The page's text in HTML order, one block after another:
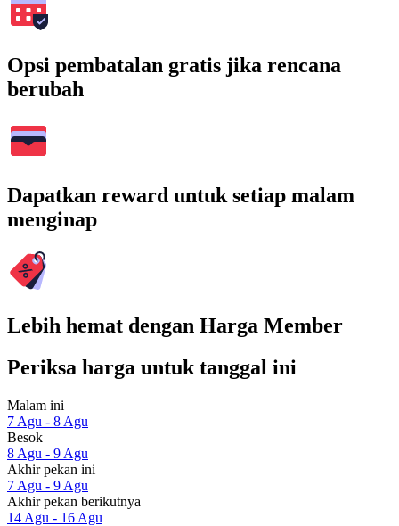
Opsi pembatalan gratis jika rencana
berubah
Dapatkan reward untuk setiap malam
menginap
Lebih hemat dengan Harga Member
Periksa harga untuk tanggal ini
Malam ini
7 Agu - 8 Agu
Besok
8 Agu - 9 Agu
Akhir pekan ini
7 Agu - 9 Agu
Akhir pekan berikutnya
14 Agu - 16 Agu